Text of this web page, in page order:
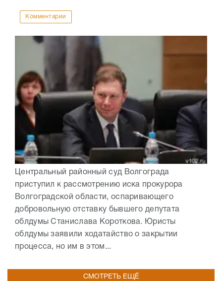
Комментарии
Центральный районный суд Волгограда
приступил к рассмотрению иска прокурора
Волгоградской области, оспаривающего
добровольную отставку бывшего депутата
облдумы Станислава Короткова. Юристы
облдумы заявили ходатайство о закрытии
процесса, но им в этом...
СМОТРЕТЬ ЕЩЁ